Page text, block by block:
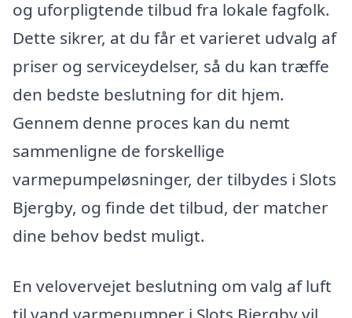
og uforpligtende tilbud fra lokale fagfolk.
Dette sikrer, at du får et varieret udvalg af
priser og serviceydelser, så du kan træffe
den bedste beslutning for dit hjem.
Gennem denne proces kan du nemt
sammenligne de forskellige
varmepumpeløsninger, der tilbydes i Slots
Bjergby, og finde det tilbud, der matcher
dine behov bedst muligt.
En velovervejet beslutning om valg af luft